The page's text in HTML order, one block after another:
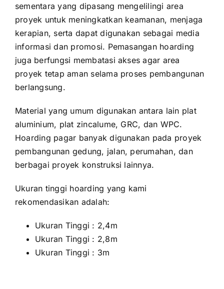
sementara yang dipasang mengelilingi area
proyek untuk meningkatkan keamanan, menjaga
kerapian, serta dapat digunakan sebagai media
informasi dan promosi. Pemasangan hoarding
juga berfungsi membatasi akses agar area
proyek tetap aman selama proses pembangunan
berlangsung.
Material yang umum digunakan antara lain plat
aluminium, plat zincalume, GRC, dan WPC.
Hoarding pagar banyak digunakan pada proyek
pembangunan gedung, jalan, perumahan, dan
berbagai proyek konstruksi lainnya.
Ukuran tinggi hoarding yang kami
rekomendasikan adalah:
Ukuran Tinggi : 2,4m
Ukuran Tinggi : 2,8m
Ukuran Tinggi : 3m